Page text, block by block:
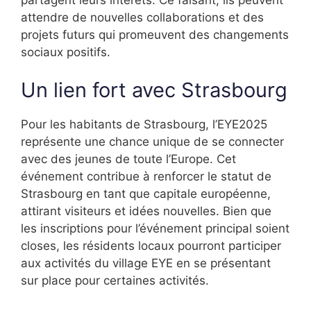
attendre de nouvelles collaborations et des
projets futurs qui promeuvent des changements
sociaux positifs.
Un lien fort avec Strasbourg
Pour les habitants de Strasbourg, l’EYE2025
représente une chance unique de se connecter
avec des jeunes de toute l’Europe. Cet
événement contribue à renforcer le statut de
Strasbourg en tant que capitale européenne,
attirant visiteurs et idées nouvelles. Bien que
les inscriptions pour l’événement principal soient
closes, les résidents locaux pourront participer
aux activités du village EYE en se présentant
sur place pour certaines activités.